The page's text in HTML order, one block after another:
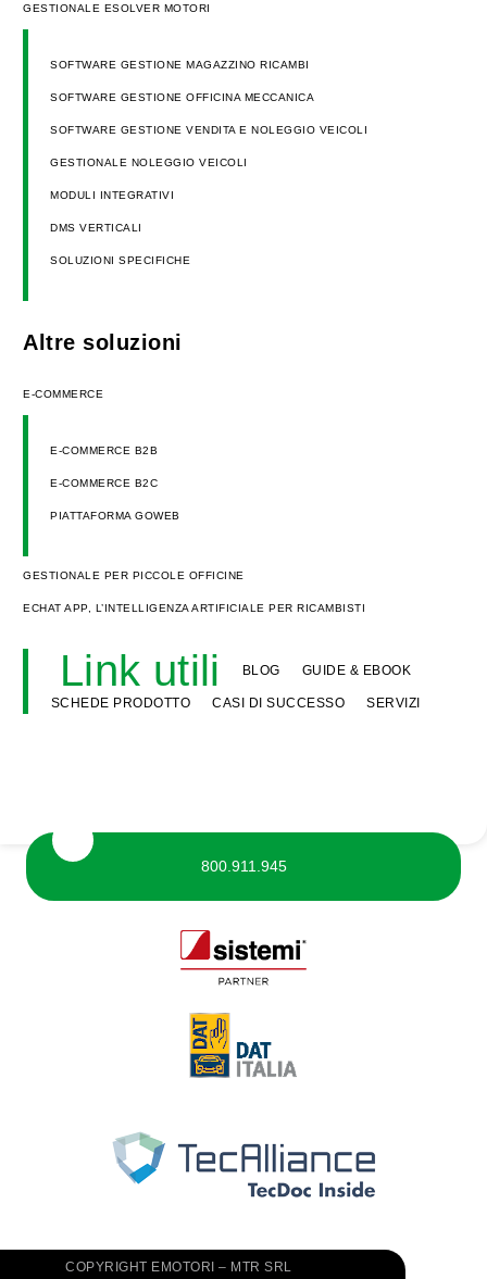
GESTIONALE ESOLVER MOTORI
SOFTWARE GESTIONE MAGAZZINO RICAMBI
SOFTWARE GESTIONE OFFICINA MECCANICA
SOFTWARE GESTIONE VENDITA E NOLEGGIO VEICOLI
GESTIONALE NOLEGGIO VEICOLI
MODULI INTEGRATIVI
DMS VERTICALI
SOLUZIONI SPECIFICHE
Altre soluzioni
E-COMMERCE
E-COMMERCE B2B
E-COMMERCE B2C
PIATTAFORMA GOWEB
GESTIONALE PER PICCOLE OFFICINE
ECHAT APP, L’INTELLIGENZA ARTIFICIALE PER RICAMBISTI
Link utili BLOG GUIDE & EBOOK
SCHEDE PRODOTTO CASI DI SUCCESSO SERVIZI
800.911.945
COPYRIGHT EMOTORI – MTR SRL